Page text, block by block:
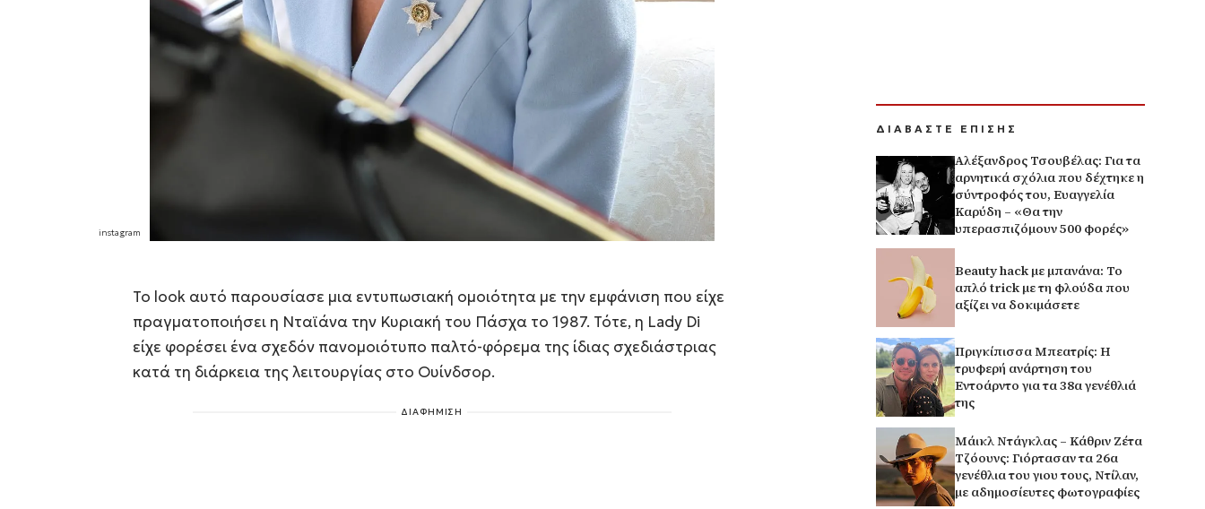
Το look αυτό παρουσίασε μια εντυπωσιακή ομοιότητα με την εμφάνιση που είχε
πραγματοποιήσει η Νταϊάνα την Κυριακή του Πάσχα το 1987. Τότε, η Lady Di
είχε φορέσει ένα σχεδόν πανομοιότυπο παλτό-φόρεμα της ίδιας σχεδιάστριας
κατά τη διάρκεια της λειτουργίας στο Ουίνδσορ.
ΔΙΑΦΗΜΙΣΗ
ΔΙΑΒΑΣΤΕ ΕΠΙΣΗΣ
Αλέξανδρος Τσουβέλας: Για τα
αρνητικά σχόλια που δέχτηκε η
σύντροφός του, Ευαγγελία
Καρύδη – «Θα την
υπερασπιζόμουν 500 φορές»
Beauty hack με μπανάνα: Το
απλό trick με τη φλούδα που
αξίζει να δοκιμάσετε
Πριγκίπισσα Μπεατρίς: Η
τρυφερή ανάρτηση του
Εντοάρντο για τα 38α γενέθλιά
της
Μάικλ Ντάγκλας – Κάθριν Ζέτα
Τζόουνς: Γιόρτασαν τα 26α
γενέθλια του γιου τους, Ντίλαν,
με αδημοσίευτες φωτογραφίες